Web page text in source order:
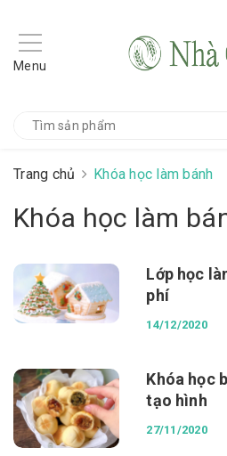
Menu
Trang chủ Khóa học làm bánh
Khóa học làm
Lớp học
phí
14/12/2020
Khóa học
tạo hình
27/11/2020